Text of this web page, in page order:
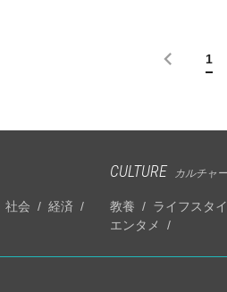
1
社会 経済
CULTURE カルチャー
教養 ライフスタ
エンタメ